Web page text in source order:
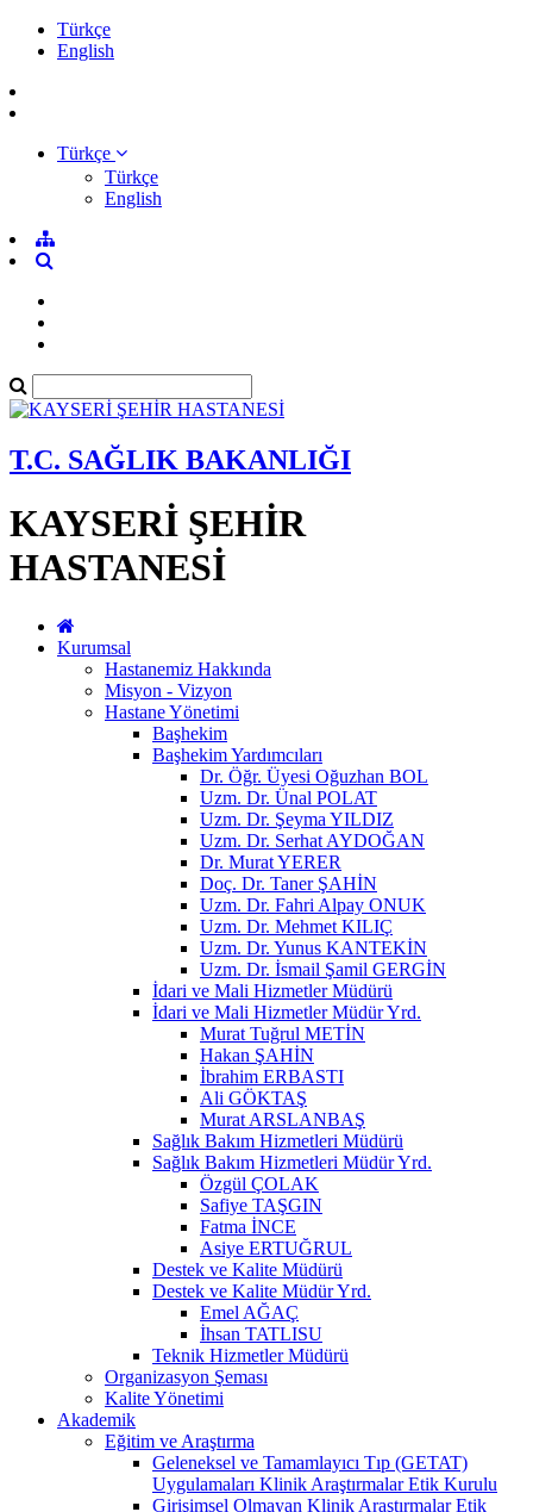
Türkçe
English
Türkçe
Türkçe
English
T.C. SAĞLIK BAKANLIĞI
KAYSERİ ŞEHİR
HASTANESİ
Kurumsal
Hastanemiz Hakkında
Misyon - Vizyon
Hastane Yönetimi
Başhekim
Başhekim Yardımcıları
Dr. Öğr. Üyesi Oğuzhan BOL
Uzm. Dr. Ünal POLAT
Uzm. Dr. Şeyma YILDIZ
Uzm. Dr. Serhat AYDOĞAN
Dr. Murat YERER
Doç. Dr. Taner ŞAHİN
Uzm. Dr. Fahri Alpay ONUK
Uzm. Dr. Mehmet KILIÇ
Uzm. Dr. Yunus KANTEKİN
Uzm. Dr. İsmail Şamil GERGİN
İdari ve Mali Hizmetler Müdürü
İdari ve Mali Hizmetler Müdür Yrd.
Murat Tuğrul METİN
Hakan ŞAHİN
İbrahim ERBASTI
Ali GÖKTAŞ
Murat ARSLANBAŞ
Sağlık Bakım Hizmetleri Müdürü
Sağlık Bakım Hizmetleri Müdür Yrd.
Özgül ÇOLAK
Safiye TAŞGIN
Fatma İNCE
Asiye ERTUĞRUL
Destek ve Kalite Müdürü
Destek ve Kalite Müdür Yrd.
Emel AĞAÇ
İhsan TATLISU
Teknik Hizmetler Müdürü
Organizasyon Şeması
Kalite Yönetimi
Akademik
Eğitim ve Araştırma
Geleneksel ve Tamamlayıcı Tıp (GETAT)
Uygulamaları Klinik Araştırmalar Etik Kurulu
Girişimsel Olmayan Klinik Araştırmalar Etik